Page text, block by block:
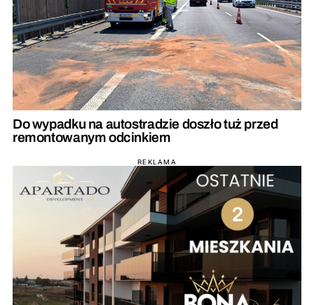
Do wypadku na autostradzie doszło tuż przed
remontowanym odcinkiem
REKLAMA